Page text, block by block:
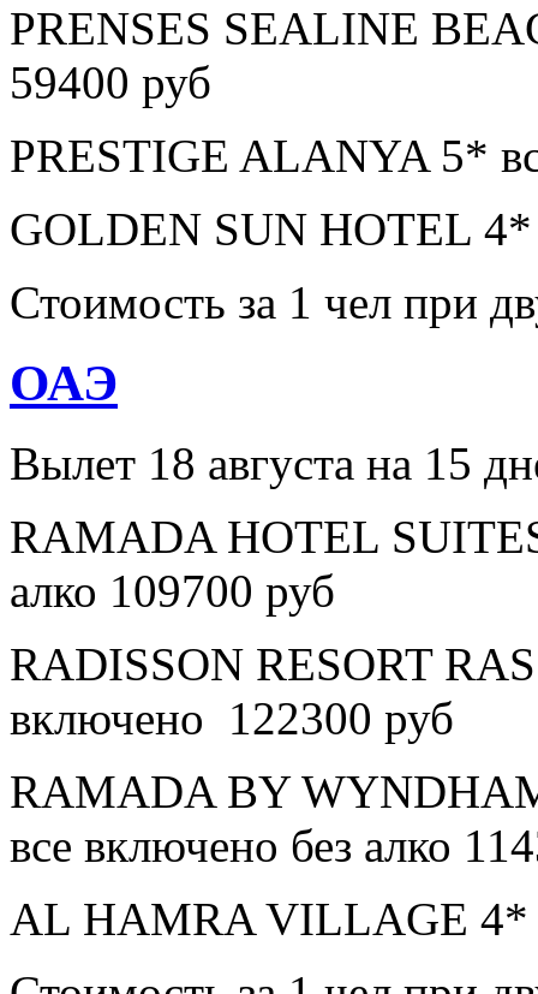
PRENSES SEALINE
59400 руб
PRESTIGE ALANYA 5*
GOLDEN SUN HOTEL 4*
Стоимость за 1 чел при
ОАЭ
Вылет 18 августа на 15
RAMADA HOTEL
алко 109700 руб
RADISSON RESORT
включено 122300 руб
RAMADA BY
все включено без алко
AL HAMRA VILLAGE 4*